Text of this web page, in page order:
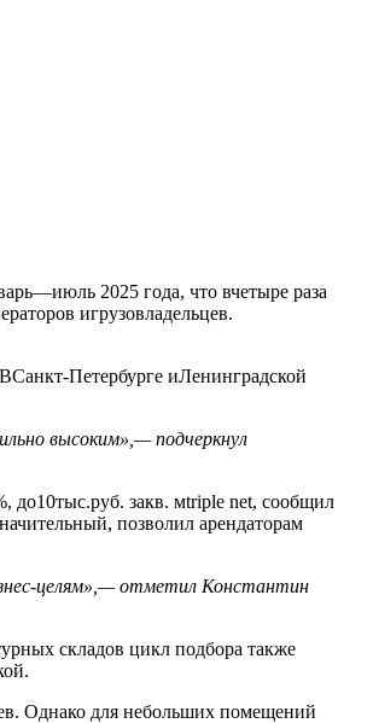
2025 года, что вчетыре раза
игрузовладельцев.
Петербурге иЛенинградской
высоким»,— подчеркнул
до10тыс.руб. закв. мtriple net, сообщил
позволил арендаторам
целям»,— отметил Константин
складов цикл подбора также
Однако для небольших помещений